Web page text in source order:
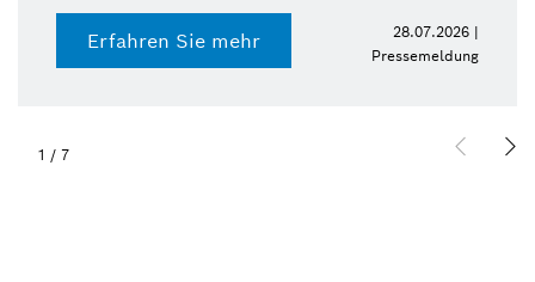
Erfahren Sie mehr
28.07.2026 |
Pressemeldung
1 / 7